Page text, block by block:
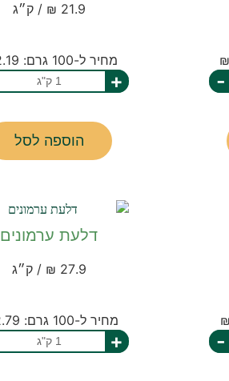
-
21.9 ₪ / ק״ג
מחיר ל-100 גרם: 2.19 ₪
+
הוספה לסל
-
דלעת ערמונים
27.9 ₪ / ק״ג
מחיר ל-100 גרם: 2.79 ₪
+